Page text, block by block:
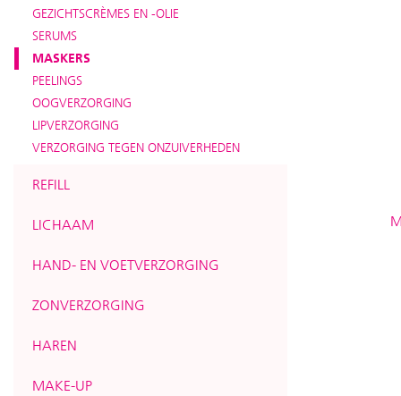
GEZICHTSCRÈMES EN -OLIE
SERUMS
MASKERS
PEELINGS
OOGVERZORGING
LIPVERZORGING
VERZORGING TEGEN ONZUIVERHEDEN
REFILL
LICHAAM
HAND- EN VOETVERZORGING
ZONVERZORGING
HAREN
MAKE-UP